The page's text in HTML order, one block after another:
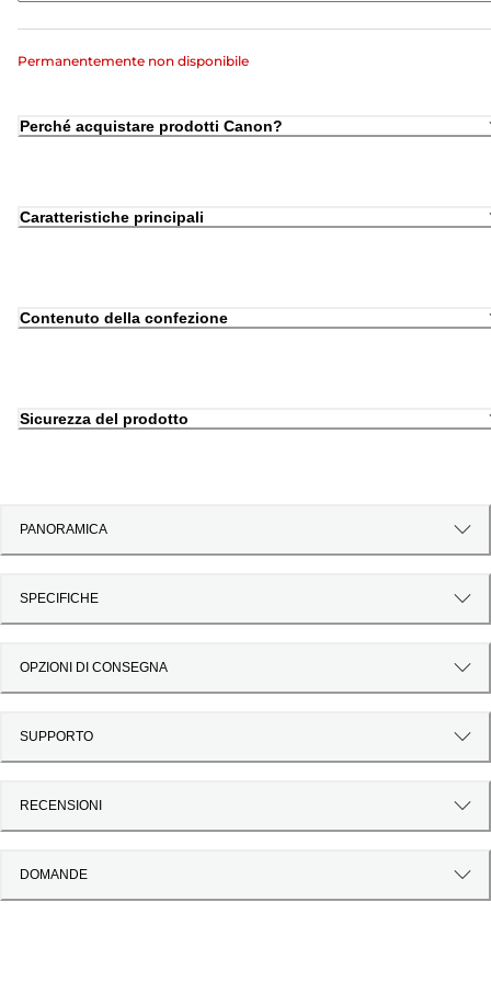
Permanentemente non disponibile
Perché acquistare prodotti Canon?
Caratteristiche principali
Contenuto della confezione
Sicurezza del prodotto
PANORAMICA
SPECIFICHE
OPZIONI DI CONSEGNA
SUPPORTO
RECENSIONI
DOMANDE